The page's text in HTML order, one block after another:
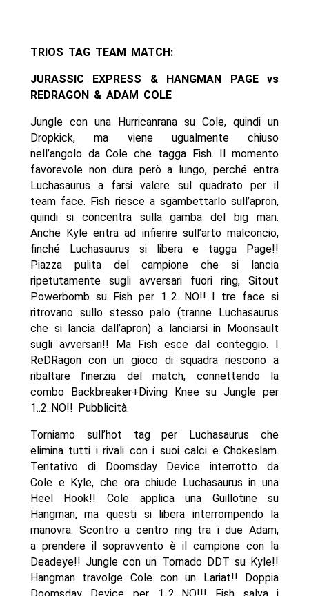
TRIOS TAG TEAM MATCH:
JURASSIC EXPRESS & HANGMAN PAGE vs
REDRAGON & ADAM COLE
Jungle con una Hurricanrana su Cole, quindi un
Dropkick, ma viene ugualmente chiuso
nell’angolo da Cole che tagga Fish. Il momento
favorevole non dura però a lungo, perché entra
Luchasaurus a farsi valere sul quadrato per il
team face. Fish riesce a sgambettarlo sull’apron,
quindi si concentra sulla gamba del big man.
Anche Kyle entra ad infierire sull’arto malconcio,
finché Luchasaurus si libera e tagga Page!!
Piazza pulita del campione che si lancia
ripetutamente sugli avversari fuori ring, Sitout
Powerbomb su Fish per 1..2…NO!! I tre face si
ritrovano sullo stesso palo (tranne Luchasaurus
che si lancia dall’apron) a lanciarsi in Moonsault
sugli avversari!! Ma Fish esce dal conteggio. I
ReDRagon con un gioco di squadra riescono a
ribaltare l’inerzia del match, connettendo la
combo Backbreaker+Diving Knee su Jungle per
1..2..NO!! Pubblicità.
Torniamo sull’hot tag per Luchasaurus che
elimina tutti i rivali con i suoi calci e Chokeslam.
Tentativo di Doomsday Device interrotto da
Cole e Kyle, che ora chiude Luchasaurus in una
Heel Hook!! Cole applica una Guillotine su
Hangman, ma questi si libera interrompendo la
manovra. Scontro a centro ring tra i due Adam,
a prendere il sopravvento è il campione con la
Deadeye!! Jungle con un Tornado DDT su Kyle!!
Hangman travolge Cole con un Lariat!! Doppia